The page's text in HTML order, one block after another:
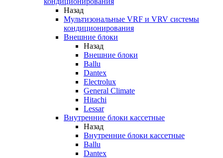
Назад
Мультизональные VRF и VRV системы
кондиционирования
Внешние блоки
Назад
Внешние блоки
Ballu
Dantex
Electrolux
General Climate
Hitachi
Lessar
Внутренние блоки кассетные
Назад
Внутренние блоки кассетные
Ballu
Dantex